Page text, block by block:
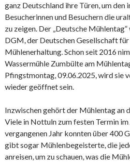
ganz Deutschland ihre Türen, um den
Besucherinnen und Besuchern die
zu zeigen. Der „Deutsche
DGM, der Deutschen Gesellschaft
Mühlenerhaltung. Schon seit 2016
Wassermühle Zumbülte am
Pfingstmontag, 09.06.2025, wird sie
wieder geöffnet sein.
Inzwischen gehört der Mühlentag an
Viele in Nottuln zum festen Termin im
vergangenen Jahr konnten über 400
gibt sogar Mühlenbegeisterte, die
anreisen, um zu schauen, was die